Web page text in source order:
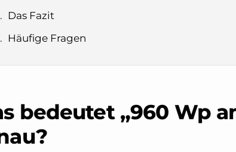
Das Fazit
Häufige Fragen
bedeutet „960 Wp